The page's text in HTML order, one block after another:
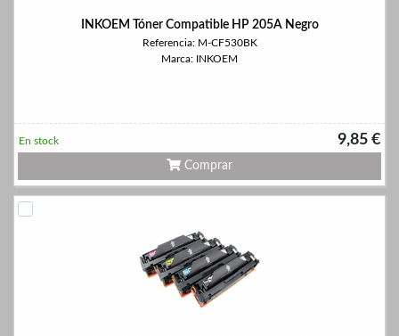
INKOEM Tóner Compatible HP 205A Negro
Referencia: M-CF530BK
Marca: INKOEM
9,85 €
En stock
Comprar